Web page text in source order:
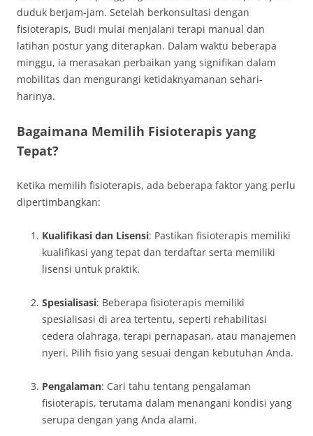
duduk berjam-jam. Setelah berkonsultasi dengan
fisioterapis, Budi mulai menjalani terapi manual dan
latihan postur yang diterapkan. Dalam waktu beberapa
minggu, ia merasakan perbaikan yang signifikan dalam
mobilitas dan mengurangi ketidaknyamanan sehari-
harinya.
Bagaimana Memilih Fisioterapis yang
Tepat?
Ketika memilih fisioterapis, ada beberapa faktor yang perlu
dipertimbangkan:
Kualifikasi dan Lisensi: Pastikan fisioterapis memiliki
kualifikasi yang tepat dan terdaftar serta memiliki
lisensi untuk praktik.
Spesialisasi: Beberapa fisioterapis memiliki
spesialisasi di area tertentu, seperti rehabilitasi
cedera olahraga, terapi pernapasan, atau manajemen
nyeri. Pilih fisio yang sesuai dengan kebutuhan Anda.
Pengalaman: Cari tahu tentang pengalaman
fisioterapis, terutama dalam menangani kondisi yang
serupa dengan yang Anda alami.